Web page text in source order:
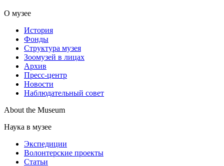
О музее
История
Фонды
Структура музея
Зоомузей в лицах
Архив
Пресс-центр
Новости
Наблюдательный совет
About the Museum
Наука в музее
Экспедиции
Волонтерские проекты
Статьи